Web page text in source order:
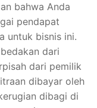
bahwa Anda
pendapat
untuk bisnis ini.
dari
dari pemilik
dibayar oleh
dibagi di